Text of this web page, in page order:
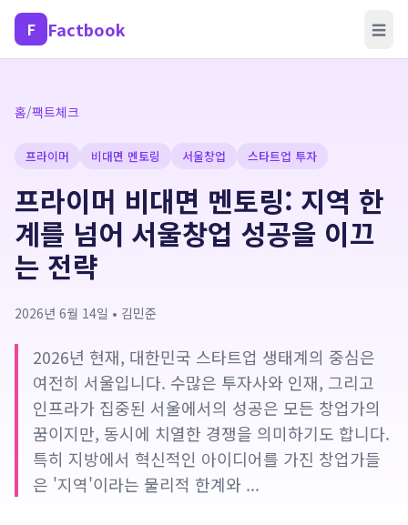
F Factbook ☰
홈/팩트체크
프라이머 비대면 멘토링 서울창업 스타트업 투자
프라이머 비대면 멘토링: 지역 한
계를 넘어 서울창업 성공을 이끄
는 전략
2026년 6월 14일 • 김민준
2026년 현재, 대한민국 스타트업 생태계의 중심은
여전히 서울입니다. 수많은 투자사와 인재, 그리고
인프라가 집중된 서울에서의 성공은 모든 창업가의
꿈이지만, 동시에 치열한 경쟁을 의미하기도 합니다.
특히 지방에서 혁신적인 아이디어를 가진 창업가들
은 '지역'이라는 물리적 한계와 ...